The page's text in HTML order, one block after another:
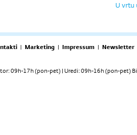
U vrtu
| Marketing | Impressum | Newsletter
09h-17h (pon-pet) | Uredi: 09h-16h (pon-pet)